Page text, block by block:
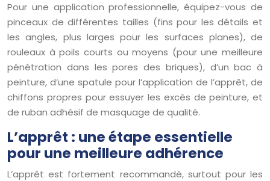
Pour une application professionnelle, équipez-vous de
pinceaux de différentes tailles (fins pour les détails et
les angles, plus larges pour les surfaces planes), de
rouleaux à poils courts ou moyens (pour une meilleure
pénétration dans les pores des briques), d’un bac à
peinture, d’une spatule pour l’application de l’apprêt, de
chiffons propres pour essuyer les excès de peinture, et
de ruban adhésif de masquage de qualité.
L’apprêt : une étape essentielle
pour une meilleure adhérence
L’apprêt est fortement recommandé, surtout pour les